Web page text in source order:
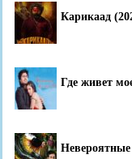
Карикаад
Где живет